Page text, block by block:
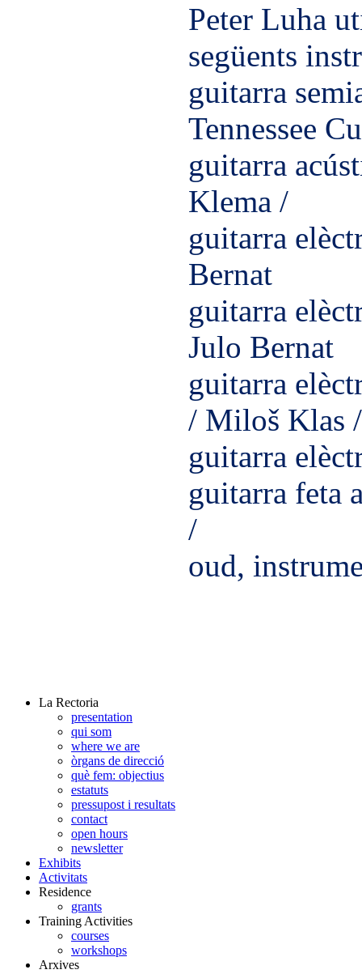
Peter Luha
següents
guitarra
Tennessee
guitarra
Klema /
guitarra
Bernat
guitarra
Julo Bernat
guitarra
/ Miloš Klas /
guitarra
guitarra feta
/
oud,
La Rectoria
presentation
qui som
where we are
òrgans de direcció
què fem: objectius
estatuts
pressupost i resultats
contact
open hours
newsletter
Exhibits
Activitats
Residence
grants
Training Activities
courses
workshops
Arxives